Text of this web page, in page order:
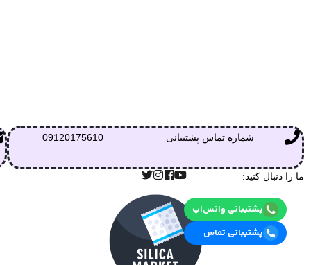
شماره تماس پشتیبانی 09120175610
ما را دنبال کنید:
پشتیبانی واتس‌اپ
پشتیبانی تماس